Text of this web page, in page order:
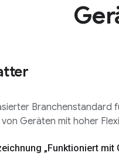
Branchenstandard
Geräten mit hoher
„Funktioniert mit